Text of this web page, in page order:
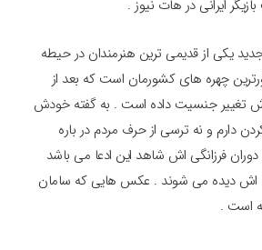
ایرانی در هات نیوز .
یکی از قدیمی ترین هنرمندان در حیطه
چهره های کشورمان است که بعد از
از عمرش تغییر جنسیت داده است . به گفته خودش
دارم و نه ترسی از حرف مردم در باره
فرزانگی اش شاهد این ادعا می باشد
اش دیده می شوند . عکس هایی که سامان
است .